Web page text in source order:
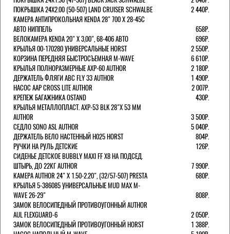
ПОКРЫШКА 24X2.00 (50-507) LAND CRUISER SCHWALBE
2 440Р.
КАМЕРА АНТИПРОКОЛЬНАЯ KENDA 28" 700 Х 28-45C
АВТО НИППЕЛЬ
658Р.
ВЕЛОКАМЕРА KENDA 20" Х 3,00", 68-406 АВТО
696Р.
КРЫЛЬЯ 00-170280 УНИВЕРСАЛЬНЫЕ HORST
2 550Р.
КОРЗИНА ПЕРЕДНЯЯ БЫСТРОСЪЕМНАЯ M-WAVE
6 610Р.
КРЫЛЬЯ ПОЛНОРАЗМЕРНЫЕ AXP-60 AUTHOR
2 180Р.
ДЕРЖАТЕЛЬ ФЛЯГИ АВС FLY 33 AUTHOR
1 490Р.
НАСОС AAP CROSS LITE AUTHOR
2 007Р.
КРЕПЕЖ БАГАЖНИКА OSTAND
430Р.
КРЫЛЬЯ МЕТАЛЛОПЛАСТ. AXP-53 BLK 28"Х 53 ММ
AUTHOR
3 500Р.
СЕДЛО SONO ASL AUTHOR
5 040Р.
ДЕРЖАТЕЛЬ ВЕЛО НАСТЕННЫЙ H025 HORST
804Р.
РУЧКИ НА РУЛЬ ДЕТСКИЕ
126Р.
СИДЕНЬЕ ДЕТСКОЕ BUBBLY MAXI FF X8 НА ПОДСЕД.
ШТЫРЬ, ДО 22КГ AUTHOR
7 990Р.
КАМЕРА AUTHOR 24" Х 1.50-2.20", (32/57-507) PRESTA
680Р.
КРЫЛЬЯ 5-386085 УНИВЕРСАЛЬНЫЕ MUD MAX M-
WAVE 26-29"
808Р.
ЗАМОК ВЕЛОСИПЕДНЫЙ ПРОТИВОУГОННЫЙ AUTHOR
AUL FLEXGUARD-6
2 050Р.
ЗАМОК ВЕЛОСИПЕДНЫЙ ПРОТИВОУГОННЫЙ HORST
1 388Р.